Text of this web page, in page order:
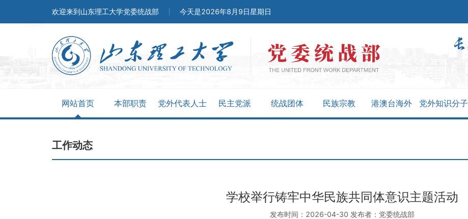
欢迎来到山东理工大学党委统战部 今天是2026年8月9日星期日
网站首页 本部职责 党外代表人士 民主党派 统战团体 民族宗教 港澳台海外 党外知识分子
工作动态
学校举行铸牢中华民族共同体意识主题活动
发布时间：2026-04-30 发布者：党委统战部